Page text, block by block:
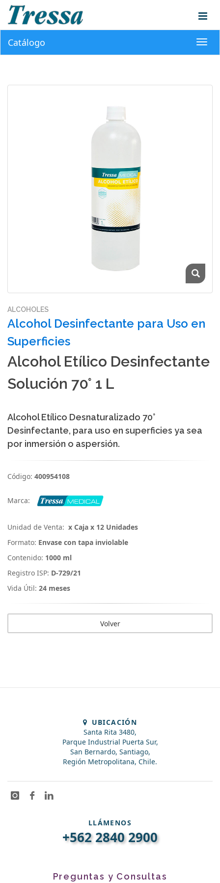
Catálogo
ALCOHOLES
Alcohol Desinfectante para Uso en
Superficies
Alcohol Etílico Desinfectante
Solución 70° 1 L
Alcohol Etílico Desnaturalizado 70°
Desinfectante, para uso en superficies ya sea
por inmersión o aspersión.
Código: 400954108
Marca:
Unidad de Venta: x Caja x 12 Unidades
Formato: Envase con tapa inviolable
Contenido: 1000 ml
Registro ISP: D-729/21
Vida Útil: 24 meses
Volver
UBICACIÓN
Santa Rita 3480,
Parque Industrial Puerta Sur,
San Bernardo, Santiago,
Región Metropolitana, Chile.
LLÁMENOS
+562 2840 2900
Preguntas y Consultas